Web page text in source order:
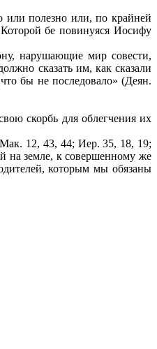
или полезно или, по крайней
бе повинуяся Иосифу
нарушающие мир совести,
сказать им, как сказали
бы не последовало» (Деян.
скорбь для облегчения их
12, 43, 44; Иер. 35, 18, 19;
на земле, к совершенному же
которым мы обязаны